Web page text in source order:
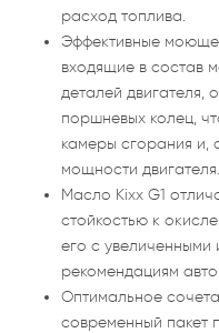
расход топлива.
Эффективные
входящие в состав
деталей двигателя,
поршневых колец,
камеры сгорания и,
мощности двигателя.
Масло Kixx G1
стойкостью к
его с увеличенными
рекомендациям
Оптимальное
современный пакет